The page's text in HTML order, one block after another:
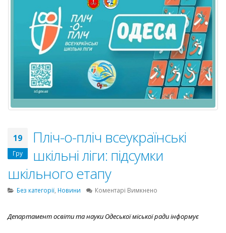
19
Гру
Пліч-о-пліч всеукраїнські
шкільні ліги: підсумки
шкільного етапу
Без категорії, Новини Коментарі Вимкнено
пліч
Департамент освіти та науки Одеської міської ради інформує